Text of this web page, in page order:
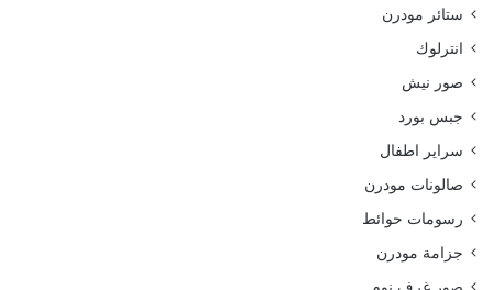
ستائر مودرن
انترلوك
صور نيش
جبس بورد
سراير اطفال
صالونات مودرن
رسومات حوائط
جزامة مودرن